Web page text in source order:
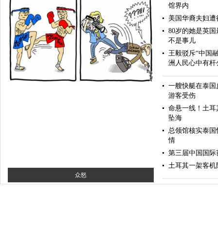
伊斯坦布尔遭炸弹袭击 至少11死36伤（图）
众怒
馆界内
美国华裔夫妇
80岁的她是英
不是事儿
王毅驳斥“中国
洲人民心中有杆
一艘快艇在泰
游客受伤
命悬一线！土耳
坠海
总领馆核实泰
情
第三届中国国
土耳其一架客